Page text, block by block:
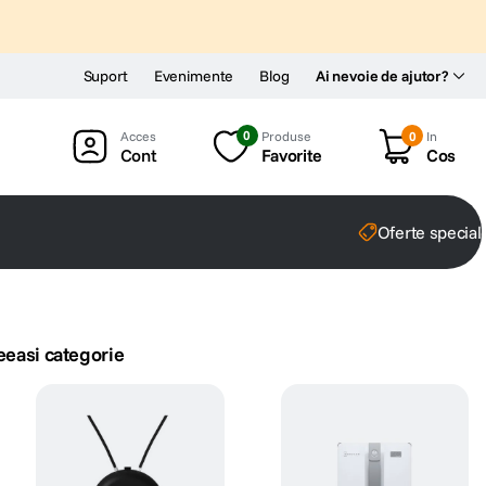
Ai nevoie de ajutor?
Suport Evenimente Blog
Cont
0 Produse
Favorite
0 In
Cos
Oferte
categorie